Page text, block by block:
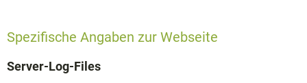
Spezifische Angaben zur Webseite
Server-Log-Files